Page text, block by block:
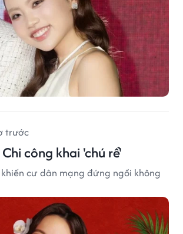
trước
công khai 'chú rể'
cư dân mạng đứng ngồi không